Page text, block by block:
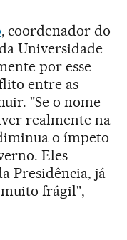
, coordenador do
Universidade
por esse
entre as
"Se o nome
realmente na
o ímpeto
Eles
Presidência, já
muito frágil",